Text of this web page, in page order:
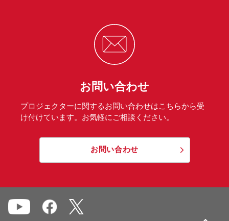
お問い合わせ
プロジェクターに関するお問い合わせはこちらから受
け付けています。お気軽にご相談ください。
お問い合わせ